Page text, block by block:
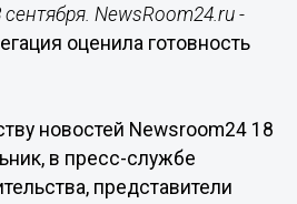
NewsRoom24.ru -
оценила готовность
новостей Newsroom24 18
в пресс-службе
представители